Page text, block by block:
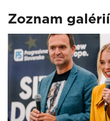
Zoznam galérií